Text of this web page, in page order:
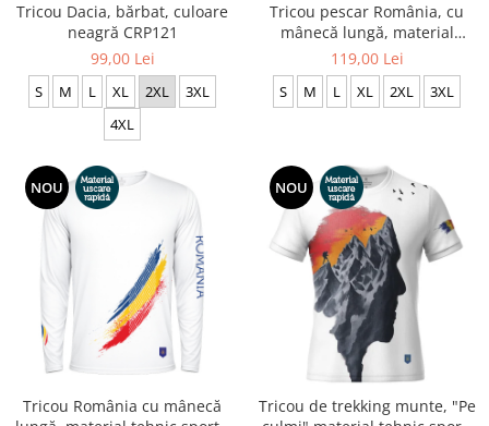
Tricou Dacia, bărbat, culoare
neagră CRP121
99,00 Lei
S M L XL 2XL
3XL
4XL
Tricou pescar România, cu
mânecă lungă, material
tehnic sport - CS62
119,00 Lei
S M L XL 2XL 3XL
NOU
Tricou România cu mânecă
NOU
Tricou de trekking munte, "Pe